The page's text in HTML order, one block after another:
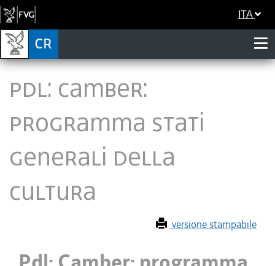
ITA
Pdl: Camber:
programma Stati
generali della
cultura
versione stampabile